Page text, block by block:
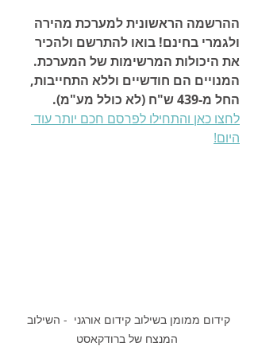
ההרשמה הראשונית למערכת מהירה
ולגמרי בחינם! בואו להתרשם ולהכיר
את היכולות המרשימות של המערכת.
המנויים הם חודשיים וללא התחייבות,
החל מ-439 ש"ח (לא כולל מע"מ).
לחצו כאן והתחילו לפרסם חכם יותר עוד
היום!
קידום ממומן בשילוב קידום אורגני  - השילוב
המנצח של ברודקאסט